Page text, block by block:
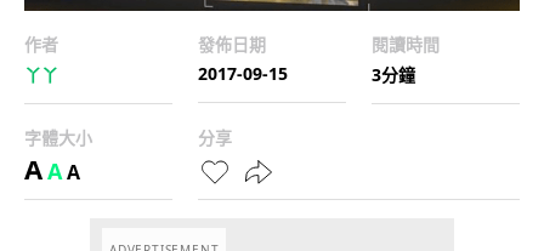
作者
丫丫
發佈日期
2017-09-15
閱讀時間
3分鐘
字體大小
AAA
分享